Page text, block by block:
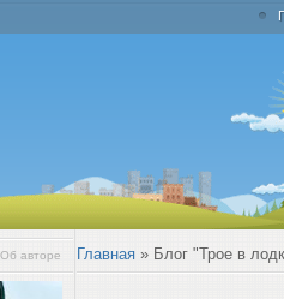
Об авторе Главная » Блог "Трое в